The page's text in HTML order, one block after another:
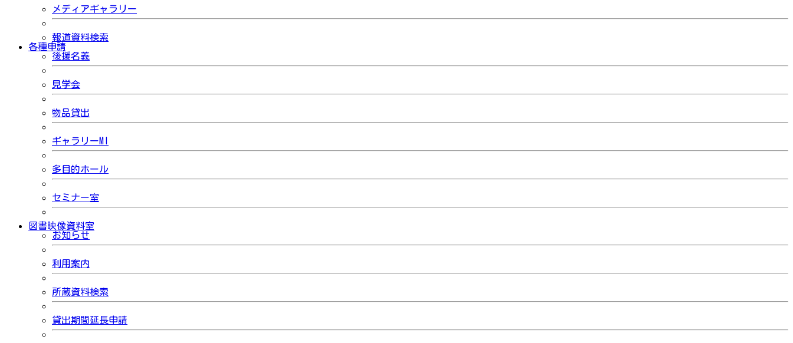
メディアギャラリー
報道資料検索
各種申請
後援名義
見学会
物品貸出
ギャラリーMI
多目的ホール
セミナー室
図書映像資料室
お知らせ
利用案内
所蔵資料検索
貸出期間延長申請